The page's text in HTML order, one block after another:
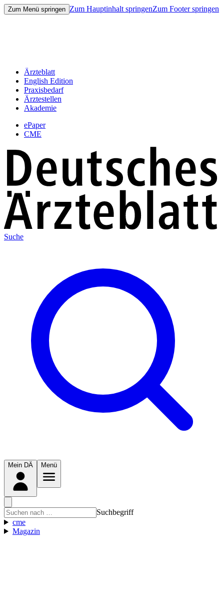
Zum Menü springen Zum Hauptinhalt springenZum Footer springen
Ärzteblatt
English Edition
Praxisbedarf
Ärztestellen
Akademie
ePaper
CME
Suche
Mein DÄ Menü
Suchbegriff
cme
Magazin